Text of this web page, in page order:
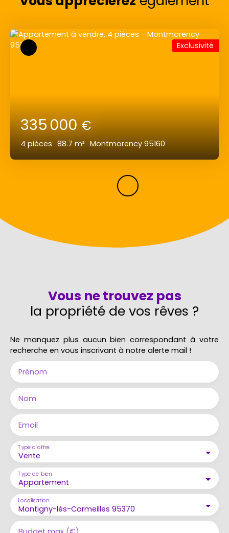
335 000€
4 pièces 88.7 m² Montmorency 95160
Exclusivité
Vous ne trouvez pas
la propriété de vos rêves ?
Ne manquez plus aucun bien correspondant à votre
recherche en vous inscrivant à notre alerte mail !
Prénom
Nom
Email
Vente
Type d'offre
Appartement
Type de bien
Montigny-lès-Cormeilles 95370
Localisation